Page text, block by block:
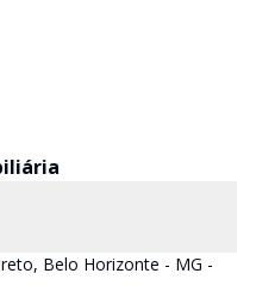
Belo Horizonte - MG -